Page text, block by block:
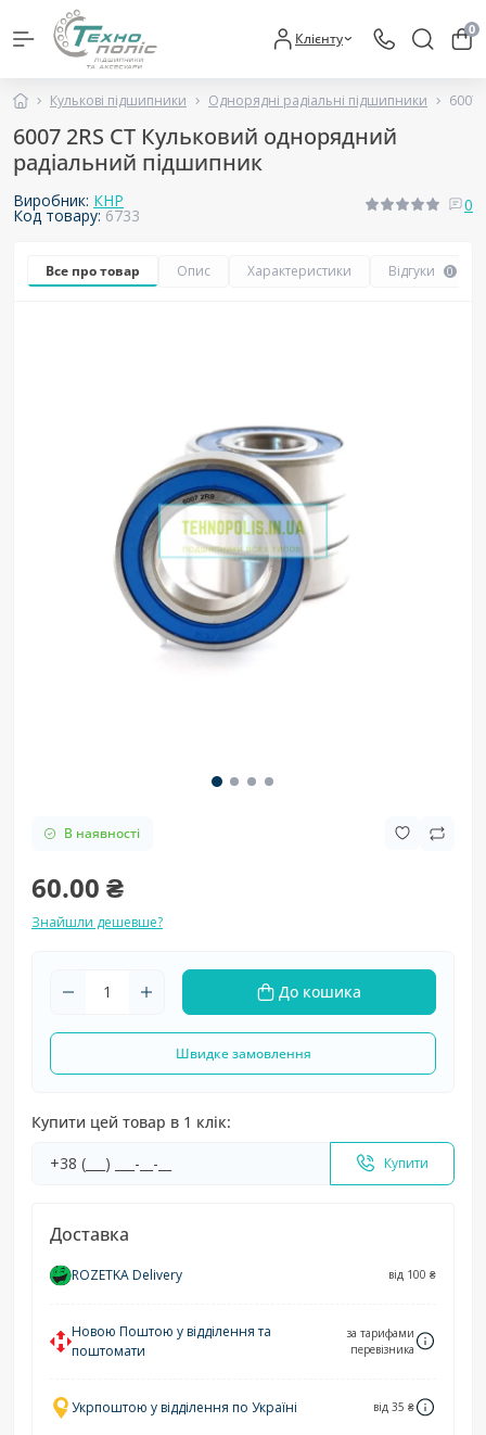
Клієнту 0
Кулькові підшипники Однорядні радіальні підшипники 6007
6007 2RS CT Кульковий однорядний
радіальний підшипник
Виробник: КНР
Код товару:6733
0
Все про товар Опис Характеристики Відгуки 0
В наявності
60.00 ₴
Знайшли дешевше?
До кошика
Швидке замовлення
Купити цей товар в 1 клік:
Купити
Доставка
ROZETKA Delivery від 100 ₴
Новою Поштою у відділення та
поштомати
за тарифами
перевізника
Укрпоштою у відділення по Україні від 35 ₴